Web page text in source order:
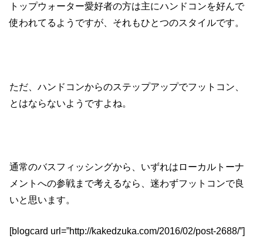
トップウォーター愛好者の方は主にハンドコンを好んで
使われてるようですが、それもひとつのスタイルです。
ただ、ハンドコンからのステップアップでフットコン、
とはならないようですよね。
通常のバスフィッシングから、いずれはローカルトーナ
メントへの参戦まで考えるなら、迷わずフットコンで良
いと思います。
[blogcard url=”http://kakedzuka.com/2016/02/post-2688/”]